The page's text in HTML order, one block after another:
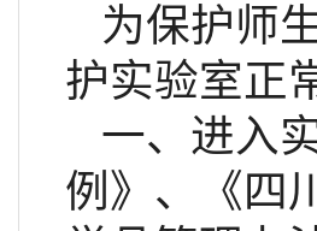
为保护师
护实验室正
一、进入
例》、《四